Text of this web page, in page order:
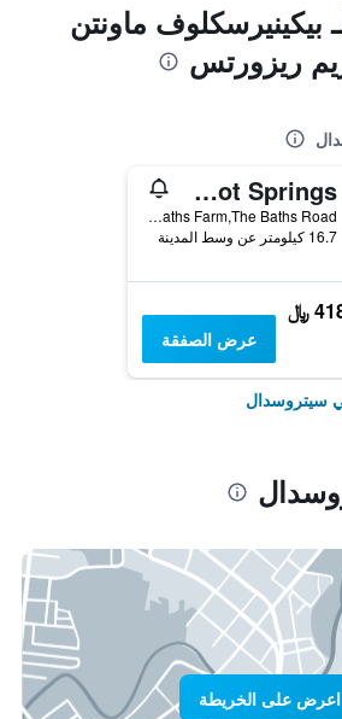
بيكينيرسكلوف ماونتن
ريزورتس
The Baths Natural Hot Springs
The Baths Farm,The Baths Road, سيتروسدال, محافظة كيب الغربية, جنوب أفريقيا
16.7 كيلومتر عن وسط المدينة
﷼
عرض الصفقة
سيتروسدال
اعرض على الخريطة